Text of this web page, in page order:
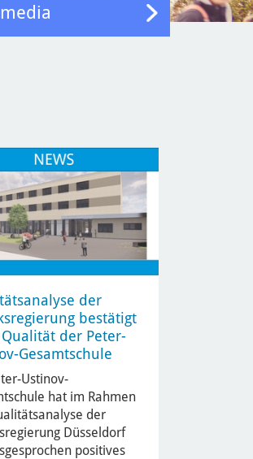
der
bestätigt
der Peter-
Gesamtschule
Ustinov-
hat im Rahmen
der
Düsseldorf
positives